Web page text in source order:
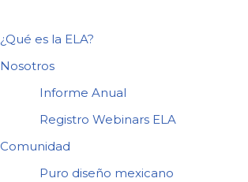
¿Qué es la ELA?
Nosotros
Informe Anual
Registro Webinars ELA
Comunidad
Puro diseño mexicano